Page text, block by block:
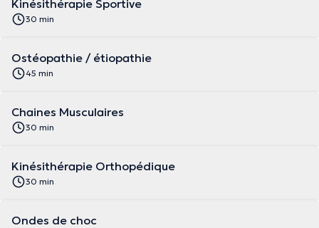
Kinésithérapie Sportive
30 min
Ostéopathie / étiopathie
45 min
Chaines Musculaires
30 min
Kinésithérapie Orthopédique
30 min
Ondes de choc